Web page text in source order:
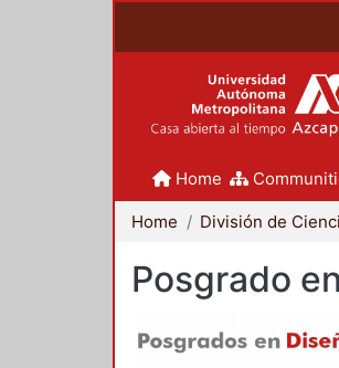
Home
Home
Posgrado